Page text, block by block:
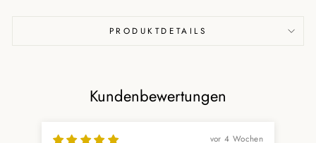
PRODUKTDETAILS
Kundenbewertungen
vor 4 Wochen